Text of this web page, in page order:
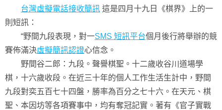
台灣虛擬電話接收簡訊 這是四月十九日《棋界》上的一
則短訊：
“野間九段表現，對一SMS 短訊平台個月後行將舉辦的競
賽佈滿決虛擬簡訊認證心信念。
野間谷二郎：九段。聲譽棋聖。十二歲收谷川道場學
棋，十六歲收段。在近三十年的個人工作生活生計中，野間
九段對奕五百七十四盤，勝率為百分之七十六。在天元、棋
聖、本因坊等各項賽事中，均有奪冠記實。著有《官子實戰